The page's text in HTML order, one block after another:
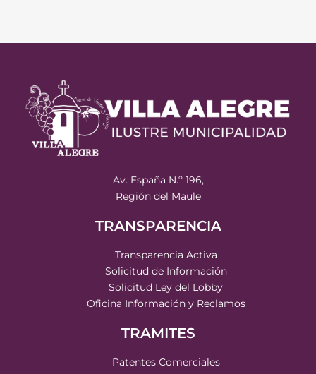
Av. España N.º 196,
Región del Maule
TRANSPARENCIA
Transparencia Activa
Solicitud de Información
Solicitud Ley del Lobby
Oficina Información y Reclamos
TRAMITES
Patentes Comerciales